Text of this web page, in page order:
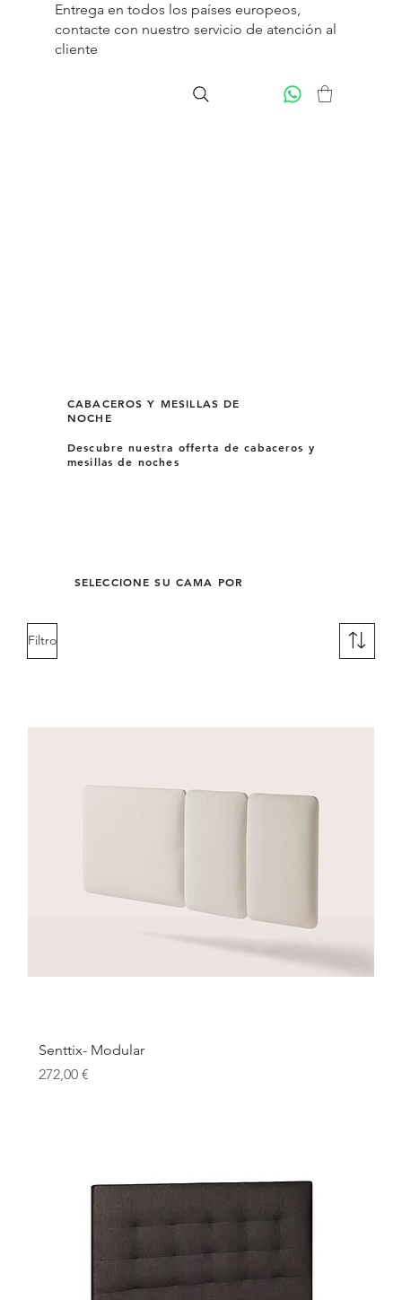
Entrega en todos los países europeos,
contacte con nuestro servicio de atención al
cliente
CABACEROS Y MESILLAS DE
NOCHE
Descubre nuestra offerta de cabaceros y
mesillas de noches
SELECCIONE SU CAMA POR
Filtro
Senttix- Modular
Precio
272,00 €